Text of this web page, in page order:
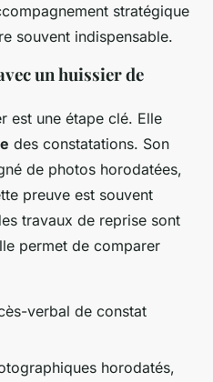
stratégique
souvent indispensable.
un huissier de
est une étape clé. Elle
des constatations. Son
de photos horodatées,
preuve est souvent
travaux de reprise sont
permet de comparer
verbal de constat
horodatés,